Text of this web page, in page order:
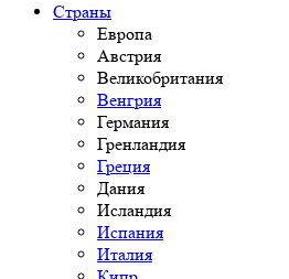
Страны
Европа
Австрия
Великобритания
Венгрия
Германия
Гренландия
Греция
Дания
Исландия
Испания
Италия